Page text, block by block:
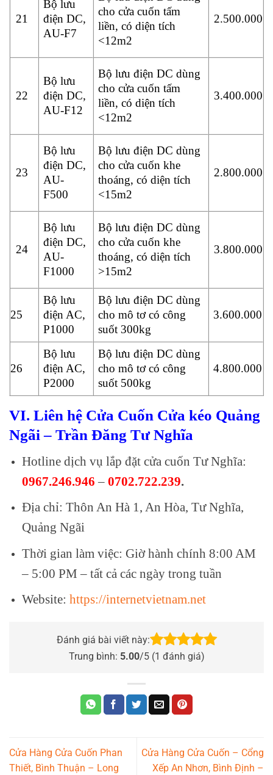
21
Bộ lưu
điện DC,
AU-F7
cho cửa cuốn tấm
liền, có diện tích
<12m2
2.500.000
22
Bộ lưu
điện DC,
AU-F12
Bộ lưu điện DC dùng
cho cửa cuốn tấm
liền, có diện tích
<12m2
3.400.000
23
Bộ lưu
điện DC,
AU-
F500
Bộ lưu điện DC dùng
cho cửa cuốn khe
thoáng, có diện tích
<15m2
2.800.000
24
Bộ lưu
điện DC,
AU-
F1000
Bộ lưu điện DC dùng
cho cửa cuốn khe
thoáng, có diện tích
>15m2
3.800.000
25
Bộ lưu
điện AC,
P1000
Bộ lưu điện DC dùng
cho mô tơ có công
suốt 300kg
3.600.000
26
Bộ lưu
điện AC,
P2000
Bộ lưu điện DC dùng
cho mô tơ có công
suốt 500kg
4.800.000
VI. Liên hệ Cửa Cuốn Cửa kéo Quảng
Ngãi – Trần Đăng Tư Nghĩa
Hotline dịch vụ lắp đặt cửa cuốn Tư Nghĩa:
0967.246.946 – 0702.722.239.
Địa chỉ: Thôn An Hà 1, An Hòa, Tư Nghĩa,
Quảng Ngãi
Thời gian làm việc: Giờ hành chính 8:00 AM
– 5:00 PM – tất cả các ngày trong tuần
Website: https://internetvietnam.net
Đánh giá bài viết này:
Trung bình: 5.00/5 (1 đánh giá)
Cửa Hàng Cửa Cuốn Phan
Thiết, Bình Thuận – Long
Cửa Hàng Cửa Cuốn – Cổng
Xếp An Nhơn, Bình Định –